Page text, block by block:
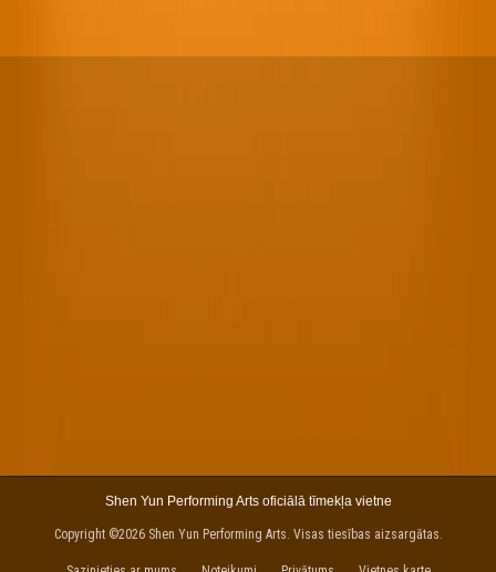
Shen Yun Performing Arts oficiālā tīmekļa vietne
Copyright ©2026 Shen Yun Performing Arts. Visas tiesības aizsargātas.